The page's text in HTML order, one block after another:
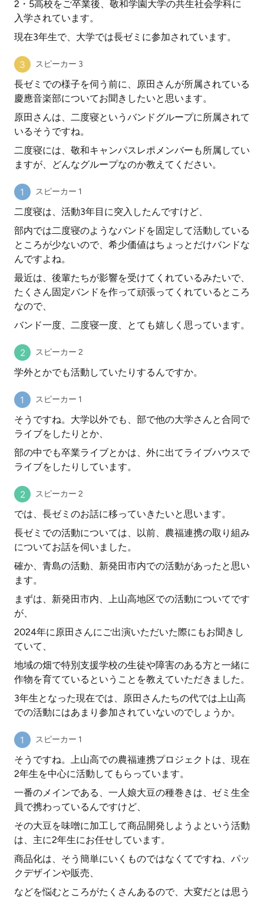
2・5高校をご卒業後、敬和学園大学の共生社会学科に
入学されています。
現在3年生で、大学では長ゼミに参加されています。
スピーカー 3
長ゼミでの様子を伺う前に、原田さんが所属されている
慶應音楽部についてお聞きしたいと思います。
原田さんは、二度寝というバンドグループに所属されて
いるそうですね。
二度寝には、敬和キャンパスレポメンバーも所属してい
ますが、どんなグループなのか教えてください。
スピーカー 1
二度寝は、活動3年目に突入したんですけど、
部内では二度寝のようなバンドを固定して活動している
ところが少ないので、希少価値はちょっとだけバンドな
んですよね。
最近は、後輩たちが影響を受けてくれているみたいで、
たくさん固定バンドを作って頑張ってくれているところ
なので、
バンド一度、二度寝一度、とても嬉しく思っています。
スピーカー 2
学外とかでも活動していたりするんですか。
スピーカー 1
そうですね。大学以外でも、部で他の大学さんと合同で
ライブをしたりとか、
部の中でも卒業ライブとかは、外に出てライブハウスで
ライブをしたりしています。
スピーカー 2
では、長ゼミのお話に移っていきたいと思います。
長ゼミでの活動については、以前、農福連携の取り組み
についてお話を伺いました。
確か、青島の活動、新発田市内での活動があったと思い
ます。
まずは、新発田市内、上山高地区での活動についてです
が、
2024年に原田さんにご出演いただいた際にもお聞きし
ていて、
地域の畑で特別支援学校の生徒や障害のある方と一緒に
作物を育てているということを教えていただきました。
3年生となった現在では、原田さんたちの代では上山高
での活動にはあまり参加されていないのでしょうか。
スピーカー 1
そうですね。上山高での農福連携プロジェクトは、現在
2年生を中心に活動してもらっています。
一番のメインである、一人娘大豆の種巻きは、ゼミ生全
員で携わっているんですけど、
その大豆を味噌に加工して商品開発しようよという活動
は、主に2年生にお任せしています。
商品化は、そう簡単にいくものではなくてですね、パッ
クデザインや販売、
などを悩むところがたくさんあるので、大変だとは思う